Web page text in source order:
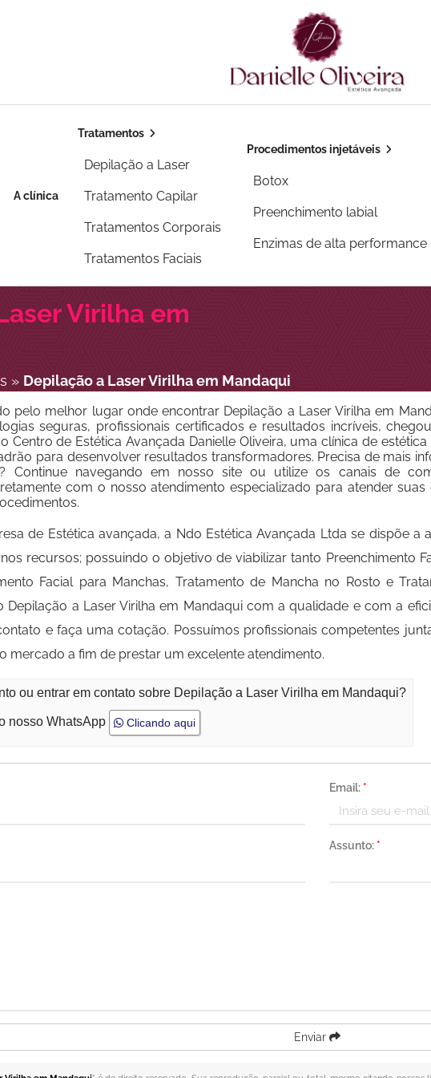
A clínica
Tratamentos
Depilação a Laser
Tratamento Capilar
Tratamentos Corporais
Tratamentos Faciais
Procedimentos injetáveis
Botox
Preenchimento labial
Enzimas de alta performance
Virilha em
» Depilação a Laser Virilha em Mandaqui
pelo melhor lugar onde encontrar Depilação a Laser Virilha em
seguras, profissionais certificados e resultados incríveis,
Centro de Estética Avançada Danielle Oliveira, uma clínica de estética
para desenvolver resultados transformadores. Precisa de mais
Continue navegando em nosso site ou utilize os canais de
com o nosso atendimento especializado para atender suas
de Estética avançada, a Ndo Estética Avançada Ltda se dispõe a
recursos; possuindo o objetivo de viabilizar tanto Preenchimento
Facial para Manchas, Tratamento de Mancha no Rosto e
Depilação a Laser Virilha em Mandaqui com a qualidade e com a
e faça uma cotação. Possuímos profissionais competentes
mercado a fim de prestar um excelente atendimento.
ou entrar em contato sobre Depilação a Laser Virilha em Mandaqui?
nosso WhatsApp Clicando aqui
Email: *
Assunto: *
Enviar